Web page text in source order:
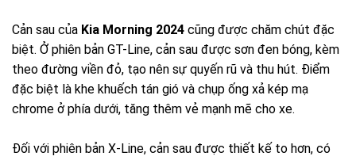
Cản sau của Kia Morning 2024 cũng được chăm chút đặc
biệt. Ở phiên bản GT-Line, cản sau được sơn đen bóng, kèm
theo đường viền đỏ, tạo nên sự quyến rũ và thu hút. Điểm
đặc biệt là khe khuếch tán gió và chụp ống xả kép mạ
chrome ở phía dưới, tăng thêm vẻ mạnh mẽ cho xe.
Đối với phiên bản X-Line, cản sau được thiết kế to hơn, có